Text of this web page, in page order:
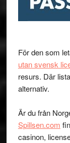
För den som
utan svensk
resurs. Där
alternativ.
Är du från
Spillsen.com
casinon,